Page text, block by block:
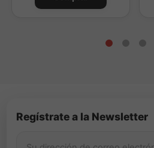
Regístrate a la Newsletter